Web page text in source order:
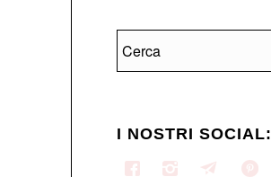
I NOSTRI SOCIAL: